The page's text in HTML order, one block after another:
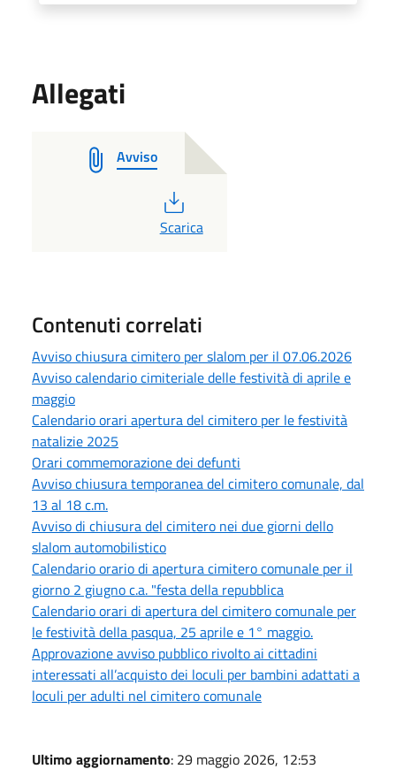
Allegati
Avviso
PDF
Scarica
Contenuti correlati
Avviso chiusura cimitero per slalom per il 07.06.2026
Avviso calendario cimiteriale delle festività di aprile e
maggio
Calendario orari apertura del cimitero per le festività
natalizie 2025
Orari commemorazione dei defunti
Avviso chiusura temporanea del cimitero comunale, dal
13 al 18 c.m.
Avviso di chiusura del cimitero nei due giorni dello
slalom automobilistico
Calendario orario di apertura cimitero comunale per il
giorno 2 giugno c.a. "festa della repubblica
Calendario orari di apertura del cimitero comunale per
le festività della pasqua, 25 aprile e 1° maggio.
Approvazione avviso pubblico rivolto ai cittadini
interessati all’acquisto dei loculi per bambini adattati a
loculi per adulti nel cimitero comunale
Ultimo aggiornamento: 29 maggio 2026, 12:53